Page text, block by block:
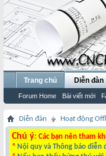
Trang chủ Diễn đàn
Forum Home Bài viết mới
Diễn đàn Hoạt động
Chú ý: Các bạn nên tham
* Nội quy và Thông báo diễn